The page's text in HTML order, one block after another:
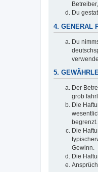
Du
4. GENERAL
Du
5.
Der
grob
Die
Die
Gewinn.
Die